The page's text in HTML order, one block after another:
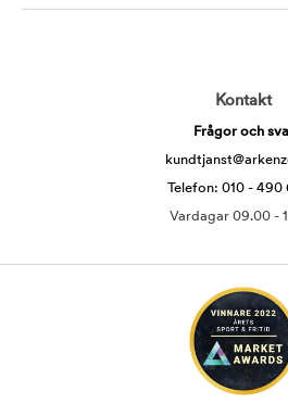
Kontakt
Frågor och
Telefon: 010 - 490
Vardagar 09.00 -